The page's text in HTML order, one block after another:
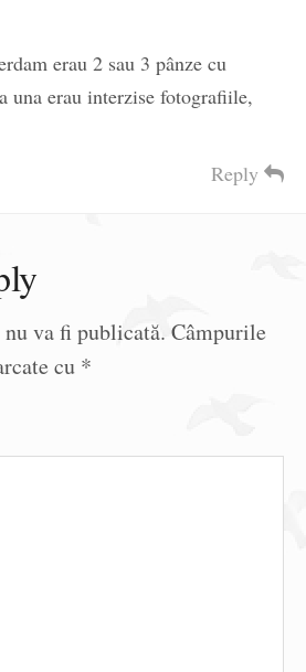
erau 2 sau 3 pânze cu
una erau interzise fotografiile,
Reply
va fi publicată. Câmpurile
cu *